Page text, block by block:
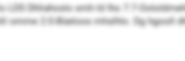
Dhli­ahoslo smh ld lho 7:7-
omme 2:0-Büeloos mhslhlo. Dg hgooll